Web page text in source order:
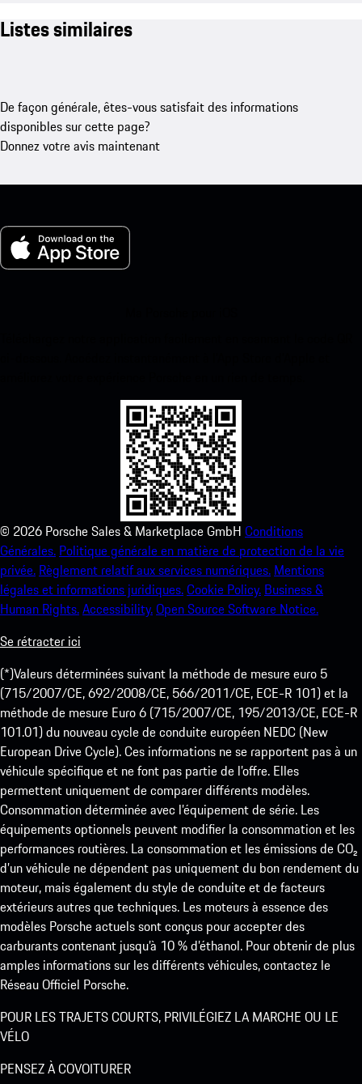
Listes similaires
De façon générale, êtes-vous satisfait des informations
disponibles sur cette page?
Donnez votre avis maintenant
© 2026 Porsche Sales & Marketplace GmbH Conditions
Générales. Politique générale en matière de protection de la vie
privée. Règlement relatif aux services numériques. Mentions
légales et informations juridiques.Cookie Policy. Business &
Human Rights.Accessibility.Open Source Software Notice.
Se rétracter ici
(*)Valeurs déterminées suivant la méthode de mesure euro 5
(715/2007/CE, 692/2008/CE, 566/2011/CE, ECE-R 101) et la
méthode de mesure Euro 6 (715/2007/CE, 195/2013/CE, ECE-R
101.01) du nouveau cycle de conduite européen NEDC (New
European Drive Cycle). Ces informations ne se rapportent pas à un
véhicule spécifique et ne font pas partie de l’offre. Elles
permettent uniquement de comparer différents modèles.
Consommation déterminée avec l’équipement de série. Les
équipements optionnels peuvent modifier la consommation et les
performances routières. La consommation et les émissions de CO₂
d’un véhicule ne dépendent pas uniquement du bon rendement du
moteur, mais également du style de conduite et de facteurs
extérieurs autres que techniques. Les moteurs à essence des
modèles Porsche actuels sont conçus pour accepter des
carburants contenant jusqu’à 10 % d’éthanol. Pour obtenir de plus
amples informations sur les différents véhicules, contactez le
Réseau Officiel Porsche.
POUR LES TRAJETS COURTS, PRIVILÉGIEZ LA MARCHE OU LE
VÉLO
PENSEZ À COVOITURER